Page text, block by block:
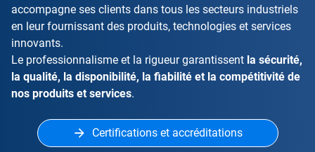
accompagne ses clients dans tous les secteurs industriels
en leur fournissant des produits, technologies et services
innovants.
Le professionnalisme et la rigueur garantissent la sécurité,
la qualité, la disponibilité, la fiabilité et la compétitivité de
nos produits et services.
Certifications et accréditations